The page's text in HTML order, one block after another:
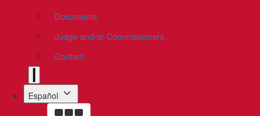
Documents
Judge and/or Commissioners
Contact
Español